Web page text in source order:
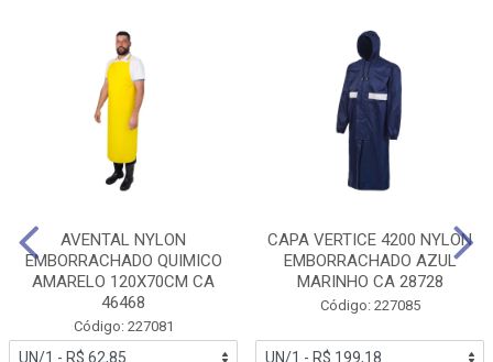
AVENTAL NYLON
EMBORRACHADO QUIMICO
AMARELO 120X70CM CA
46468
Código: 227081
CAPA VERTICE 4200 NYLON
EMBORRACHADO AZUL
MARINHO CA 28728
Código: 227085